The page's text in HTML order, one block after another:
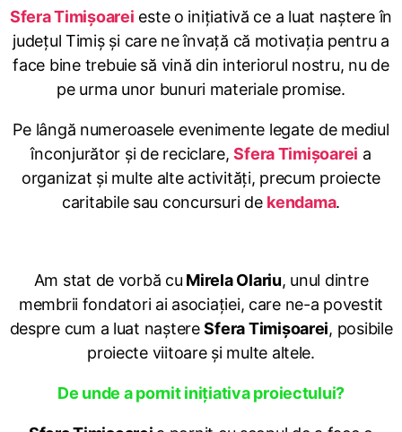
Sfera Timișoarei este o inițiativă ce a luat naștere în
județul Timiș și care ne învață că motivația pentru a
face bine trebuie să vină din interiorul nostru, nu de
pe urma unor bunuri materiale promise.
Pe lângă numeroasele evenimente legate de mediul
înconjurător și de reciclare,Sfera Timișoarei a
organizat și multe alte activități, precum proiecte
caritabile sau concursuri de kendama.
Am stat de vorbă cu Mirela Olariu, unul dintre
membrii fondatori ai asociației, care ne-a povestit
despre cum a luat naștereSfera Timișoarei, posibile
proiecte viitoare și multe altele.
De unde a pornit inițiativa proiectului?